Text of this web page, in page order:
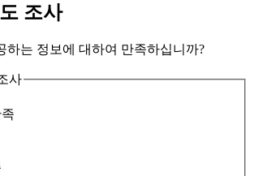
조사
하는 정보에 대하여 만족하십니까?
사